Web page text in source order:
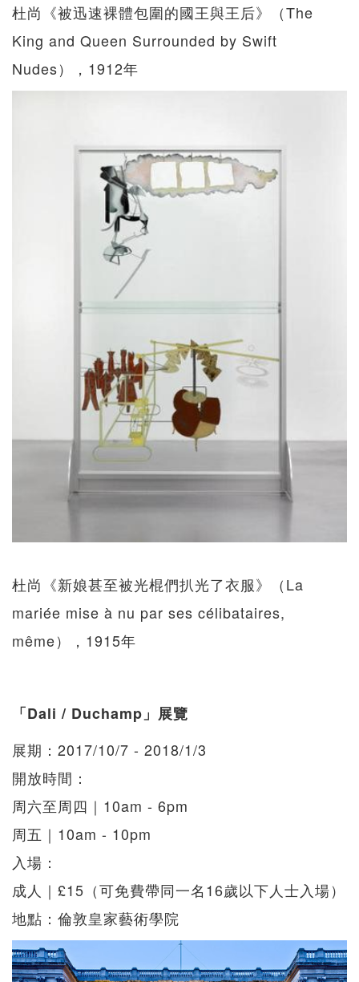
杜尚《被迅速裸體包圍的國王與王后》（The
King and Queen Surrounded by Swift
Nudes），1912年
杜尚《新娘甚至被光棍們扒光了衣服》（La
mariée mise à nu par ses célibataires,
même），1915年
「Dali / Duchamp」展覽
展期：2017/10/7 - 2018/1/3
開放時間：
周六至周四｜10am - 6pm
周五｜10am - 10pm
入場：
成人｜£15（可免費帶同一名16歲以下人士入場）
地點：倫敦皇家藝術學院